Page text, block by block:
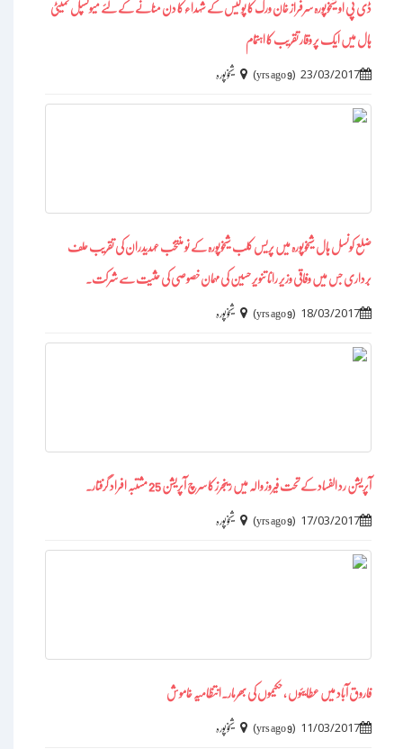
ڈی پی او شیخوپورہ سرفراز خان ورک کا پولیس کے شہداء کا دن منانے کے لئے میونسپل کمیٹی
ہال میں ایک پر وقار تقریب کا اہتمام
23/03/2017
(
9 yrs ago
) شیخوپورہ
ضلع کونسل ہال شیخوپورہ میں پریس کلب شیخوپورہ کے نو منتخب عہدیدران کی تقریب حلف
برداری جس میں وفاقی وزیر رانا تنویر حسین کی مہمان خصوصی کی حثیت سے شرکت۔
18/03/2017
(
9 yrs ago
) شیخوپورہ
آپریشن رد الفساد کے تحت فیروز والہ میں رینجرز کا سرچ آپریشن 25 مشتبہ افراد گرفتار۔
17/03/2017
(
9 yrs ago
) شیخوپورہ
فاروق آباد میں عطایئوں ،حکیموں کی بھرمار۔انتظامیہ خاموش
11/03/2017
(
9 yrs ago
) شیخوپورہ